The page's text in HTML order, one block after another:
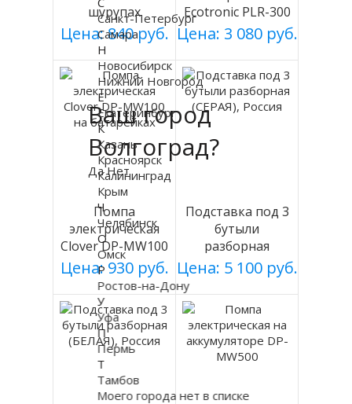
шурупах
СЕРЕБРИСТЫЙ
мод 003
Цена: 840 руб.
Ecotronic PLR-300
white
Цена: 3 080 руб.
Помпа
электрическая
Clover DP-MW100
на батарейках
Цена: 930 руб.
Подставка под 3
бутыли
разборная
(СЕРАЯ), Россия
Цена: 5 100 руб.
Ваш город
Волгоград?
Да Нет
Санкт-Петербург
Самара
Н
Новосибирск
Нижний Новгород
Е
Екатеринбург
К
Казань
Красноярск
Калининград
Крым
Ч
Челябинск
О
Омск
Р
Ростов-на-Дону
У
Уфа
П
Пермь
Т
Тамбов
Моего города нет в списке